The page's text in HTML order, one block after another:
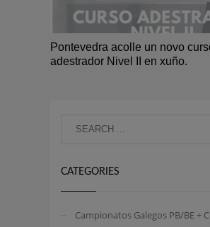
Pontevedra acolle un novo
adestrador Nivel II en xuño.
CATEGORIES
Campionatos Galegos PB/BE +